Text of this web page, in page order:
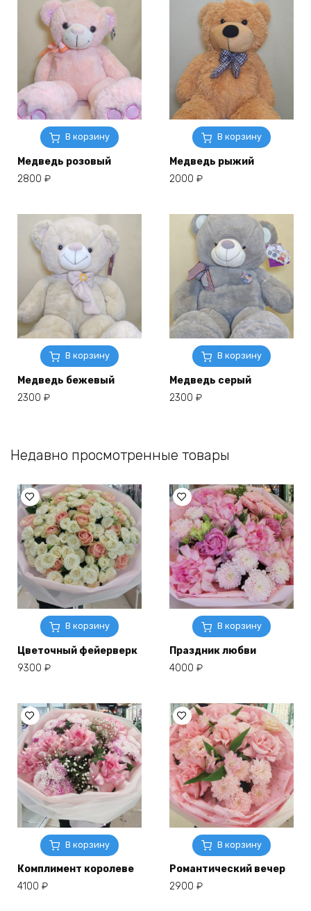
В корзину
Медведь розовый
2800 ₽
В корзину
Медведь рыжий
2000 ₽
В корзину
Медведь бежевый
2300 ₽
В корзину
Медведь серый
2300 ₽
Недавно просмотренные товары
В корзину
Цветочный фейерверк
9300 ₽
В корзину
Праздник любви
4000 ₽
В корзину
Комплимент королеве
4100 ₽
В корзину
Романтический вечер
2900 ₽